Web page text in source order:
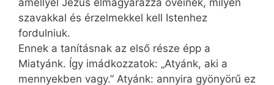
amellyel Jézus elmagyarázza övéinek, milyen
szavakkal és érzelmekkel kell Istenhez
fordulniuk.
Ennek a tanításnak az első része épp a
Miatyánk. Így imádkozzatok: „Atyánk, aki a
mennyekben vagy.” Atyánk: annyira gyönyörű ez